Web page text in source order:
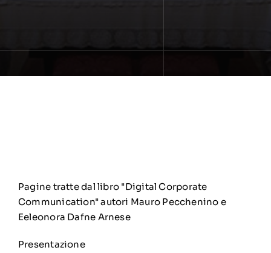
Pagine tratte dal libro "Digital Corporate
Communication" autori Mauro Pecchenino e
Eeleonora Dafne Arnese
Presentazione